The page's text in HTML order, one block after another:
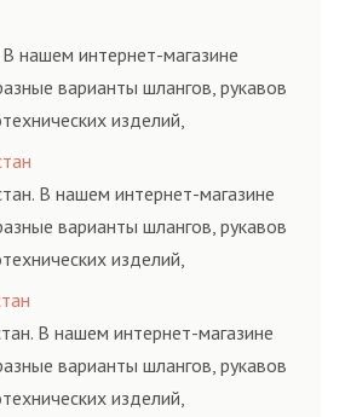
ГОСТам, техническим условиям
В нашем интернет-магазине
варианты шлангов, рукавов
изделий,
ГОСТам, техническим условиям
В нашем интернет-магазине
варианты шлангов, рукавов
изделий,
ГОСТам, техническим условиям
В нашем интернет-магазине
варианты шлангов, рукавов
изделий,